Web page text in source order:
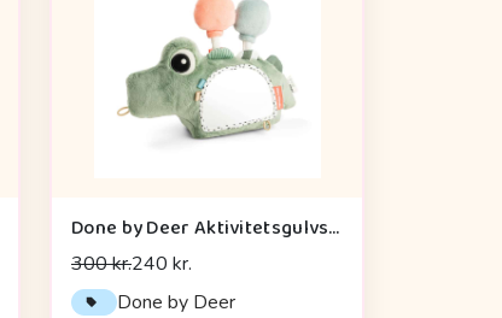
Done by Deer Aktivitetsgulvspejl - Croco - Grøn
300 kr.240 kr.
Done by Deer